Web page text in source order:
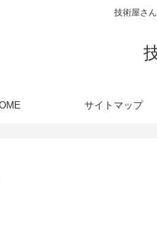
技術屋さ
サイトマップ